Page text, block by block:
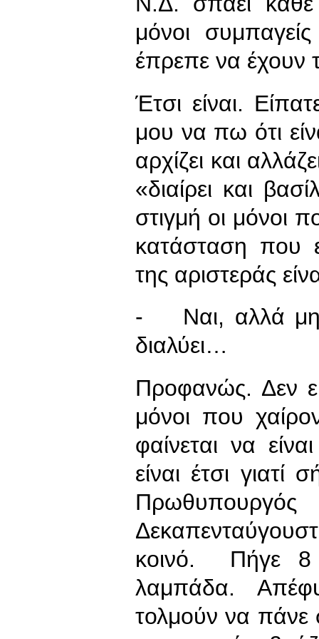
μόνοι
έπρεπε να έχουν
Έτσι είναι.
μου να πω ότι
αρχίζει και
«διαίρει και
στιγμή οι μόνοι
κατάσταση που
της αριστεράς
- Ναι, αλλά μην
διαλύει…
Προφανώς. Δεν
μόνοι που
φαίνεται να
είναι έτσι γιατί
κοινό. Πήγε
λαμπάδα.
τολμούν να πάνε